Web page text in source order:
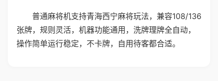
普通麻将机支持青海西宁麻将玩法，兼容108/136
张牌，规则灵活，机器功能通用，洗牌理牌全自动，
操作简单运行稳定，不卡牌，自用待客都合适。